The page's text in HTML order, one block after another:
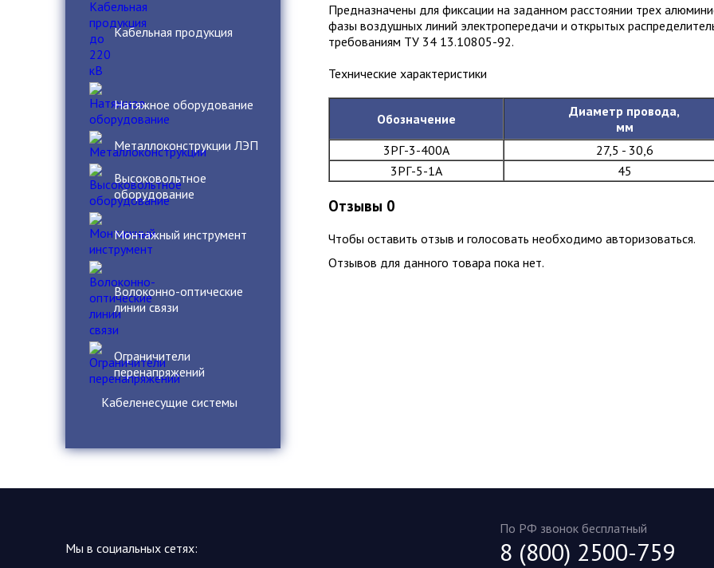
Кабельная продукция
Натяжное оборудование
Металлоконструкции ЛЭП
Высоковольтное
оборудование
Монтажный инструмент
Волоконно-оптические
линии связи
Ограничители
перенапряжений
Кабеленесущие системы
Предназначены для фиксации на заданном расстоянии трех
фазы воздушных линий электропередачи и открытых
требованиям ТУ 34 13.10805-92.
Технические характеристики
Обозначение
Диаметр провода,
мм
3РГ-3-400А
27,5 - 30,6
3РГ-5-1А
45
Отзывы 0
Чтобы оcтавить отзыв и голосовать необходимо авторизоваться.
Отзывов для данного товара пока нет.
Мы в социальных сетях:
По РФ звонок бесплатный
8 (800) 2500-759